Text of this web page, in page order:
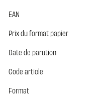
EAN
Prix du format papier
Date de parution
Code article
Format